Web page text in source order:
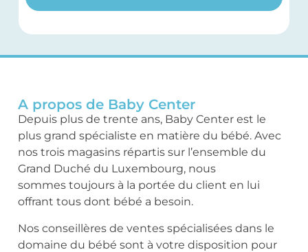
A propos de Baby Center
Depuis plus de trente ans, Baby Center est le
plus grand spécialiste en matière du bébé. Avec
nos trois magasins répartis sur l’ensemble du
Grand Duché du Luxembourg, nous
sommes toujours à la portée du client en lui
offrant tous dont bébé a besoin.
Nos conseillères de ventes spécialisées dans le
domaine du bébé sont à votre disposition pour